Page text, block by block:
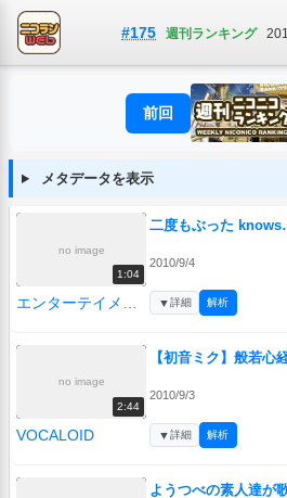
#175 週刊ランキング
前回
メタデータを表示
no image
1:04
二度もぶった
2010/9/4
▼詳細 解析
no image
2:44
【初音ミク】般若心
2010/9/3
VOCALOID ▼詳細 解析
ようつべの素人達が